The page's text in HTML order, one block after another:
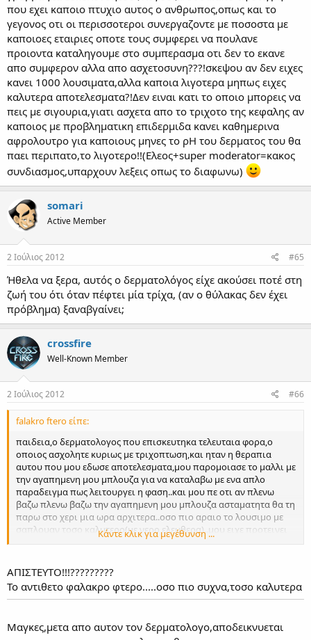
που εχει καποιο πτυχιο αυτος ο ανθρωπος,οπως και το
γεγονος οτι οι περισσοτεροι συνεργαζοντε με ποσοστα με
καποιοες εταιριες οποτε τους συμφερει να πουλανε
προιοντα καταληγουμε στο συμπερασμα οτι δεν το εκανε
απο συμφερον αλλα απο ασχετοσυνη???!σκεψου αν δεν ειχες
κανει 1000 λουσιματα,αλλα καποια λιγοτερα μηπως ειχες
καλυτερα αποτελεσματα?!Δεν ειναι κατι το οποιο μπορεις να
πεις με σιγουρια,γιατι ασχετα απο το τριχοτο της κεφαλης αν
καποιος με προβληματικη επιδερμιδα κανει καθημερινα
αφρολουτρο για καποιους μηνες το ρΗ του δερματος του θα
παει περιπατο,το λιγοτερο!!(Ελεος+super moderator=κακος
συνδιασμος,υπαρχουν λεξεις οπως το διαφωνω)
somari
Active Member
2 Ιούλιος 2012 #65
Ήθελα να ξερα, αυτός ο δερματολόγος είχε ακούσει ποτέ στη
ζωή του ότι όταν πέφτει μία τρίχα, (αν ο θύλακας δεν έχει
πρόβλημα) ξαναβγαίνει;
crossfire
Well-Known Member
2 Ιούλιος 2012 #66
falakro ftero είπε:
παιδεια,ο δερματολογος που επισκευτηκα τελευταια φορα,ο
οποιος ασχολητε κυριως με τριχοπτωση,και ηταν η θεραπια
αυτου που μου εδωσε αποτελεσματα,μου παρομοιασε το μαλλι με
την αγαπημενη μου μπλουζα για να καταλαβω με ενα απλο
παραδειγμα πως λειτουργει η φαση..και μου πε οτι αν πλενω
βαζω πλενω βαζω την αγαπημενη μου μπλουζα ασταματητα θα τη
παρω στο χερι μια ωρα αρχιτερα..οσο πιο αραιο το λουσιμο με
σαπλουαν τοσο καλυτερο(με νερο ελευθερα)..μου ειχε προτεινει
οτι το συχνοτερο ειναι 1 φορα στις 4 μερες!!...ηταν λιγο
Κάντε κλικ για μεγέθυνση ...
ΑΠΙΣΤΕΥΤΟ!!!?????????
Το αντιθετο φαλακρο φτερο.....οσο πιο συχνα,τοσο καλυτερα
Μαγκες,μετα απο αυτον τον δερματολογο,αποδεικνυεται